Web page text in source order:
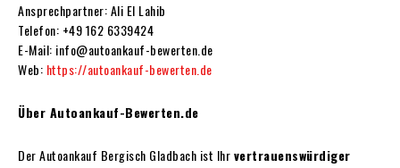
Ansprechpartner: Ali El Lahib
Telefon: +49 162 6339424
E-Mail: info@autoankauf-bewerten.de
Web: https://autoankauf-bewerten.de
Über Autoankauf-Bewerten.de
Der Autoankauf Bergisch Gladbach ist Ihrvertrauenswürdiger